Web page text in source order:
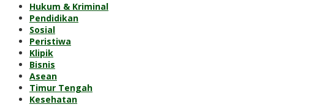
Hukum & Kriminal
Pendidikan
Sosial
Peristiwa
Klipik
Bisnis
Asean
Timur Tengah
Kesehatan